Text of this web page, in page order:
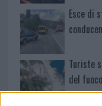
Esce di
Turiste
del fuoco